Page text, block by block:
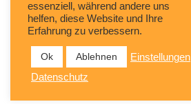
essenziell, während andere uns
helfen, diese Website und Ihre
Erfahrung zu verbessern.
Ok Ablehnen
Einstellungen
Datenschutz